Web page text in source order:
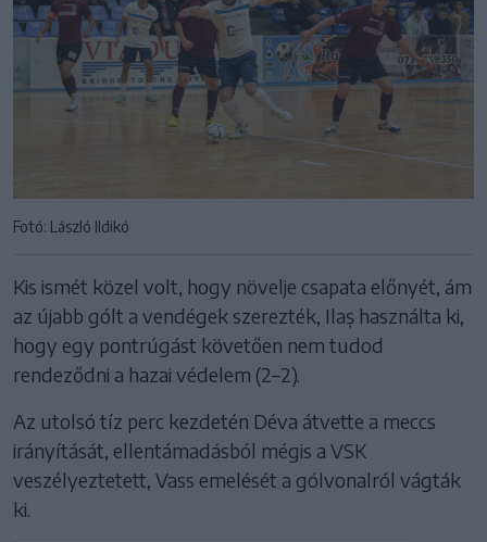
Fotó: László Ildikó
Kis ismét közel volt, hogy növelje csapata előnyét, ám
az újabb gólt a vendégek szerezték, Ilaș használta ki,
hogy egy pontrúgást követően nem tudod
rendeződni a hazai védelem (2–2).
Az utolsó tíz perc kezdetén Déva átvette a meccs
irányítását, ellentámadásból mégis a VSK
veszélyeztetett, Vass emelését a gólvonalról vágták
ki.